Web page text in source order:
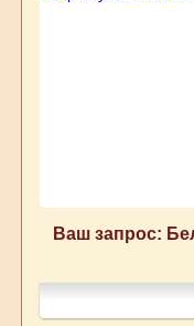
Ваш запрос: